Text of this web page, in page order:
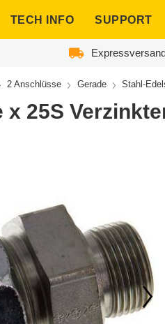
TECH INFO SUPPORT
2 Anschlüsse Gerade Stahl-
x 25S